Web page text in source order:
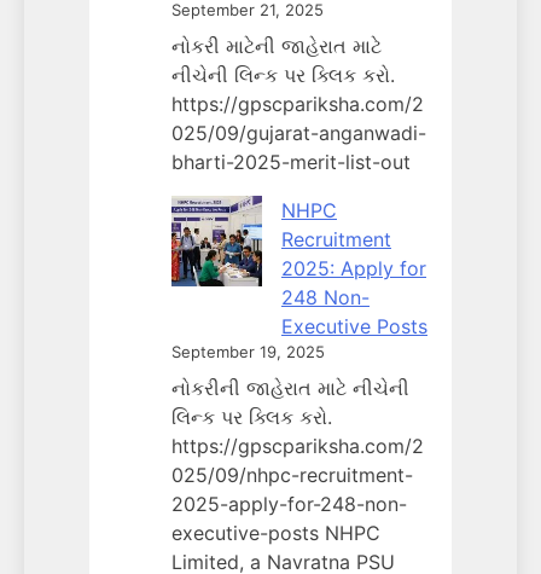
September 21, 2025
નોકરી માટેની જાહેરાત માટે
નીચેની લિન્ક પર ક્લિક કરો.
https://gpscpariksha.com/2
025/09/gujarat-anganwadi-
bharti-2025-merit-list-out
NHPC
Recruitment
2025: Apply for
248 Non-
Executive Posts
September 19, 2025
નોકરીની જાહેરાત માટે નીચેની
લિન્ક પર ક્લિક કરો.
https://gpscpariksha.com/2
025/09/nhpc-recruitment-
2025-apply-for-248-non-
executive-posts NHPC
Limited, a Navratna PSU